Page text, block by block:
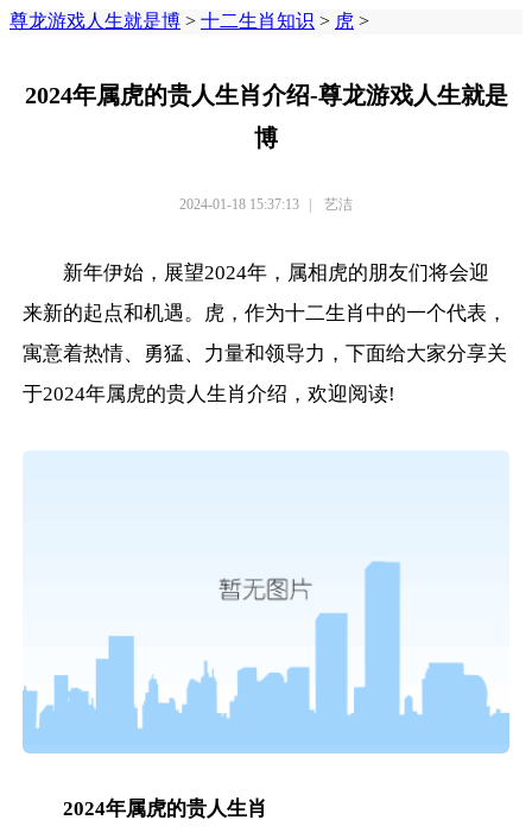
尊龙游戏人生就是博 > 十二生肖知识 > 虎 >
2024年属虎的贵人生肖介绍-尊龙游戏人生就是
博
2024-01-18 15:37:13 | 艺洁
新年伊始，展望2024年，属相虎的朋友们将会迎
来新的起点和机遇。虎，作为十二生肖中的一个代表，
寓意着热情、勇猛、力量和领导力，下面给大家分享关
于2024年属虎的贵人生肖介绍，欢迎阅读!
2024年属虎的贵人生肖